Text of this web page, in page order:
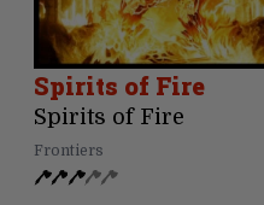
Spirits of Fire
Spirits of Fire
Frontiers